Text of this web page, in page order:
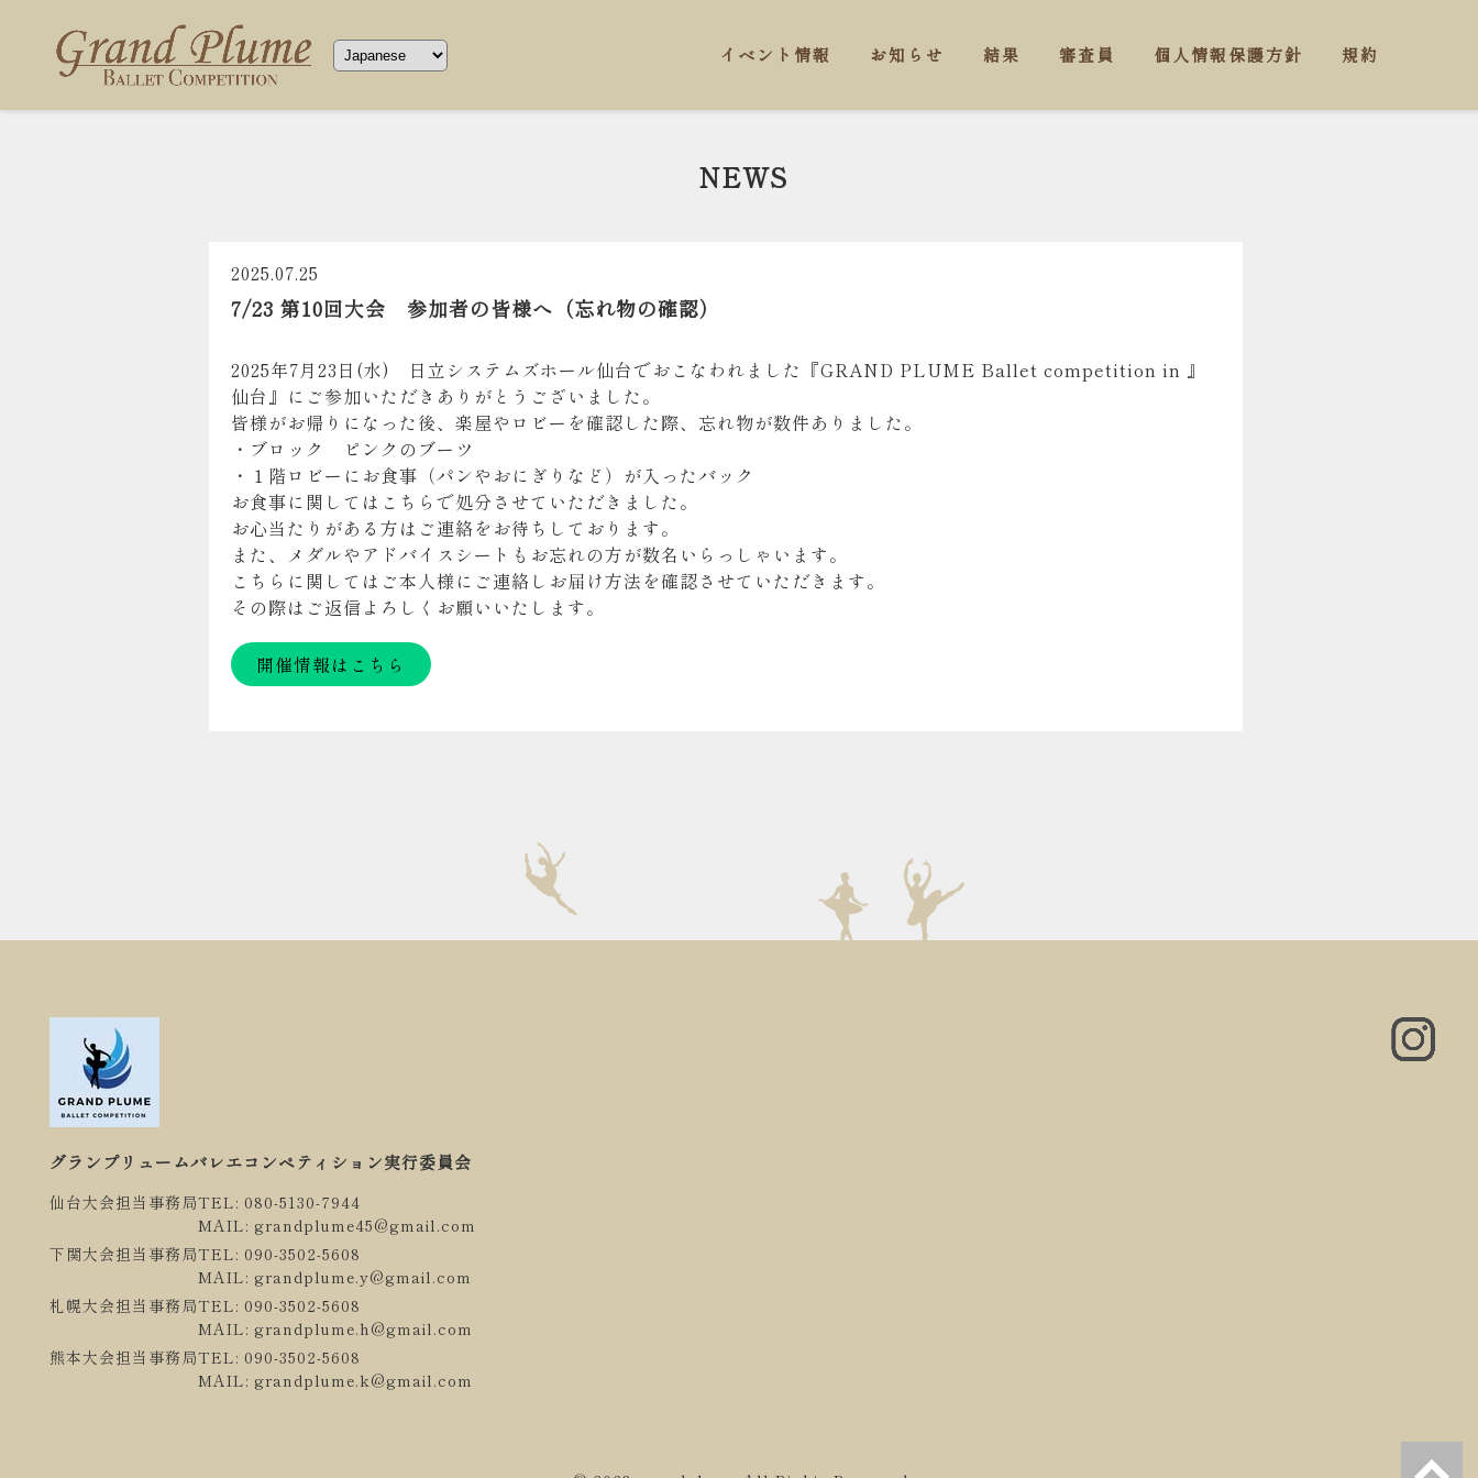
イベント情報 お知らせ 結果 審査員 個人情報保護方針 規約
NEWS
2025.07.25
7/23 第10回大会 参加者の皆様へ（忘れ物の確認）
2025年7月23日(水) 日立システムズホール仙台でおこなわれました『GRAND PLUME Ballet competition in 』
仙台』にご参加いただきありがとうございました。
皆様がお帰りになった後、楽屋やロビーを確認した際、忘れ物が数件ありました。
・ブロック ピンクのブーツ
・１階ロビーにお食事（パンやおにぎりなど）が入ったバック
お食事に関してはこちらで処分させていただきました。
お心当たりがある方はご連絡をお待ちしております。
また、メダルやアドバイスシートもお忘れの方が数名いらっしゃいます。
こちらに関してはご本人様にご連絡しお届け方法を確認させていただきます。
その際はご返信よろしくお願いいたします。
開催情報はこちら
グランプリュームバレエコンペティション実行委員会
仙台大会担当事務局TEL: 080-5130-7944
MAIL: grandplume45@gmail.com
下関大会担当事務局TEL: 090-3502-5608
MAIL: grandplume.y@gmail.com
札幌大会担当事務局TEL: 090-3502-5608
MAIL: grandplume.h@gmail.com
熊本大会担当事務局TEL: 090-3502-5608
MAIL: grandplume.k@gmail.com